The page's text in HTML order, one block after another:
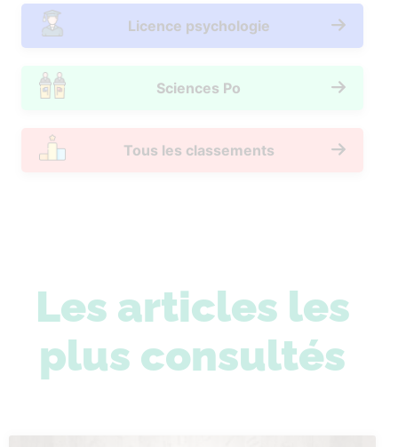
Licence psychologie
Sciences Po
Tous les classements
Les articles les
plus consultés